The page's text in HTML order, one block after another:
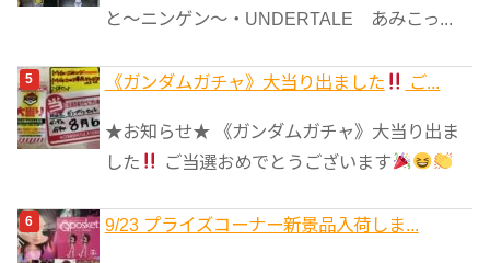
と～ニンゲン～・UNDERTALE あみこっ...
《ガンダムガチャ》大当り出ました ご...
★お知らせ★ 《ガンダムガチャ》大当り出ま
した
ご当選おめでとうございます
9/23 プライズコーナー新景品入荷しま...